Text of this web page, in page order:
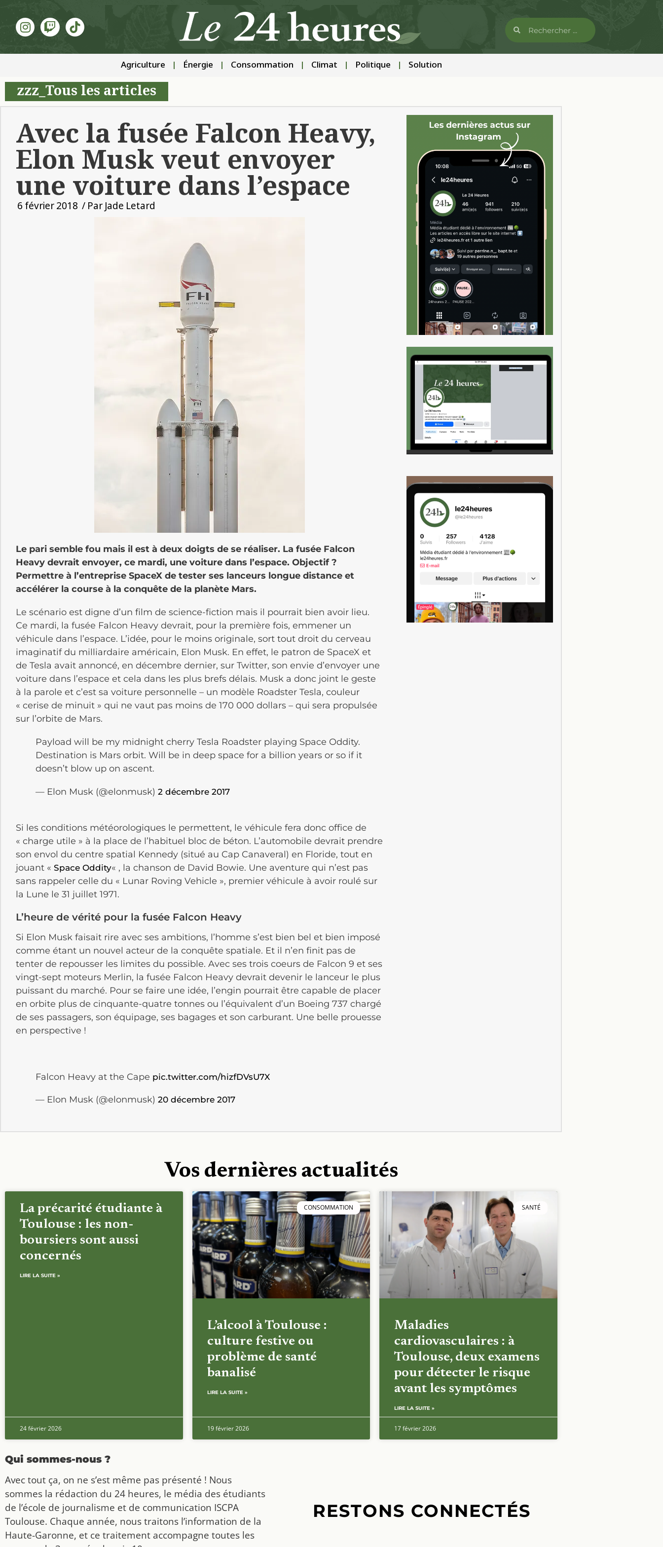
Agriculture Énergie Consommation Climat Politique Solution
zzz_Tous les articles
Avec la fusée Falcon Heavy,
Elon Musk veut envoyer
une voiture dans l’espace
6 février 2018 / ParJade Letard
Le pari semble fou mais il est à deux doigts de se réaliser. La fusée Falcon
Heavy devrait envoyer, ce mardi, une voiture dans l’espace. Objectif ?
Permettre à l’entreprise SpaceX de tester ses lanceurs longue distance et
accélérer la course à la conquête de la planète Mars.
Le scénario est digne d’un film de science-fiction mais il pourrait bien avoir lieu.
Ce mardi, la fusée Falcon Heavy devrait, pour la première fois, emmener un
véhicule dans l’espace. L’idée, pour le moins originale, sort tout droit du cerveau
imaginatif du milliardaire américain, Elon Musk. En effet, le patron de SpaceX et
de Tesla avait annoncé, en décembre dernier, sur Twitter, son envie d’envoyer une
voiture dans l’espace et cela dans les plus brefs délais. Musk a donc joint le geste
à la parole et c’est sa voiture personnelle – un modèle Roadster Tesla, couleur
« cerise de minuit » qui ne vaut pas moins de 170 000 dollars – qui sera propulsée
sur l’orbite de Mars.
Payload will be my midnight cherry Tesla Roadster playing Space Oddity.
Destination is Mars orbit. Will be in deep space for a billion years or so if it
doesn’t blow up on ascent.
— Elon Musk (@elonmusk) 2 décembre 2017
Si les conditions météorologiques le permettent, le véhicule fera donc office de
« charge utile » à la place de l’habituel bloc de béton. L’automobile devrait prendre
son envol du centre spatial Kennedy (situé au Cap Canaveral) en Floride, tout en
jouant « Space Oddity« , la chanson de David Bowie. Une aventure qui n’est pas
sans rappeler celle du « Lunar Roving Vehicle », premier véhicule à avoir roulé sur
la Lune le 31 juillet 1971.
L’heure de vérité pour la fusée Falcon Heavy
Si Elon Musk faisait rire avec ses ambitions, l’homme s’est bien bel et bien imposé
comme étant un nouvel acteur de la conquête spatiale. Et il n’en finit pas de
tenter de repousser les limites du possible. Avec ses trois coeurs de Falcon 9 et ses
vingt-sept moteurs Merlin, la fusée Falcon Heavy devrait devenir le lanceur le plus
puissant du marché. Pour se faire une idée, l’engin pourrait être capable de placer
en orbite plus de cinquante-quatre tonnes ou l’équivalent d’un Boeing 737 chargé
de ses passagers, son équipage, ses bagages et son carburant. Une belle prouesse
en perspective !
Falcon Heavy at the Cape pic.twitter.com/hizfDVsU7X
— Elon Musk (@elonmusk) 20 décembre 2017
Vos dernières actualités
La précarité étudiante à
Toulouse : les non-
boursiers sont aussi
concernés
LIRE LA SUITE »
24 février 2026
CONSOMMATION
L’alcool à Toulouse :
culture festive ou
problème de santé
banalisé
LIRE LA SUITE »
19 février 2026
SANTÉ
Maladies
cardiovasculaires : à
Toulouse, deux examens
pour détecter le risque
avant les symptômes
LIRE LA SUITE »
17 février 2026
Qui sommes-nous ?
Avec tout ça, on ne s’est même pas présenté ! Nous
sommes la rédaction du 24 heures, le média des étudiants
de l’école de journalisme et de communication ISCPA
Toulouse. Chaque année, nous traitons l’information de la
Haute-Garonne, et ce traitement accompagne toutes les
RESTONS CONNECTÉS